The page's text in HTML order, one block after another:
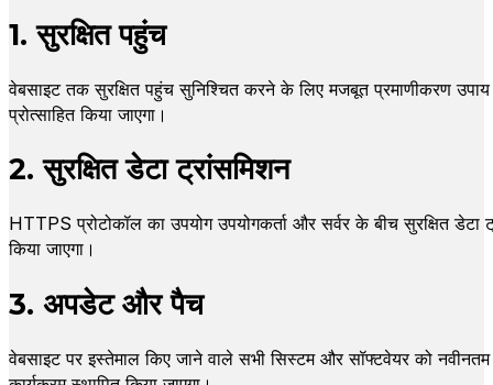
1. सुरक्षित पहुंच
वेबसाइट तक सुरक्षित पहुंच सुनिश्चित करने के लिए मजबूत प्रमाणीकरण
प्रोत्साहित किया जाएगा।
2. सुरक्षित डेटा ट्रांसमिशन
HTTPS प्रोटोकॉल का उपयोग उपयोगकर्ता और सर्वर के बीच सुरक्षित
किया जाएगा।
3. अपडेट और पैच
वेबसाइट पर इस्तेमाल किए जाने वाले सभी सिस्टम और सॉफ्टवेयर को